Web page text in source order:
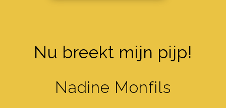
Nu breekt mijn pijp!
Nadine Monfils